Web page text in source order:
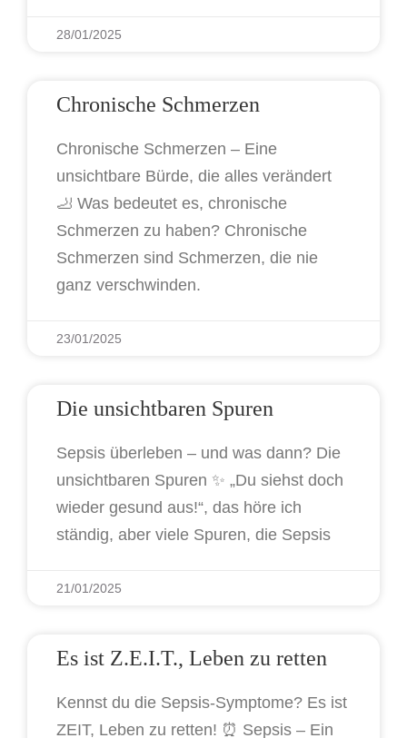
28/01/2025
Chronische Schmerzen
Chronische Schmerzen – Eine
unsichtbare Bürde, die alles verändert
🦶 Was bedeutet es, chronische
Schmerzen zu haben? Chronische
Schmerzen sind Schmerzen, die nie
ganz verschwinden.
23/01/2025
Die unsichtbaren Spuren
Sepsis überleben – und was dann? Die
unsichtbaren Spuren ✨ „Du siehst doch
wieder gesund aus!“, das höre ich
ständig, aber viele Spuren, die Sepsis
21/01/2025
Es ist Z.E.I.T., Leben zu retten
Kennst du die Sepsis-Symptome? Es ist
ZEIT, Leben zu retten! ⏰ Sepsis – Ein